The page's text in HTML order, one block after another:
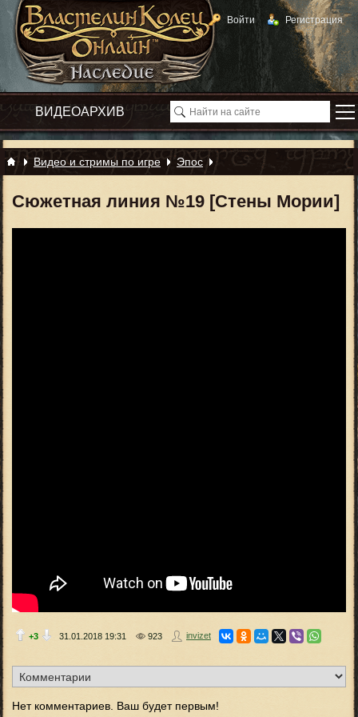
Войти Регистрация
Видео и стримы по игре Эпос
Сюжетная линия №19 [Стены Мории]
+3 31.01.2018 19:31 923 invizet
Нет комментариев. Ваш будет первым!